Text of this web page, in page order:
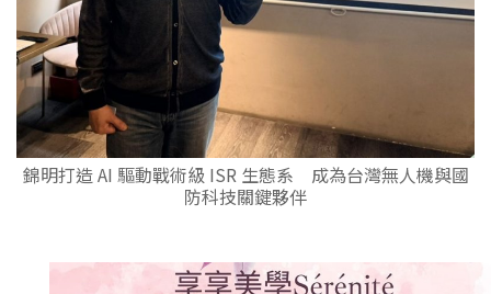
錦明打造 AI 驅動戰術級 ISR 生態系 成為台灣無人機與國
防科技關鍵夥伴